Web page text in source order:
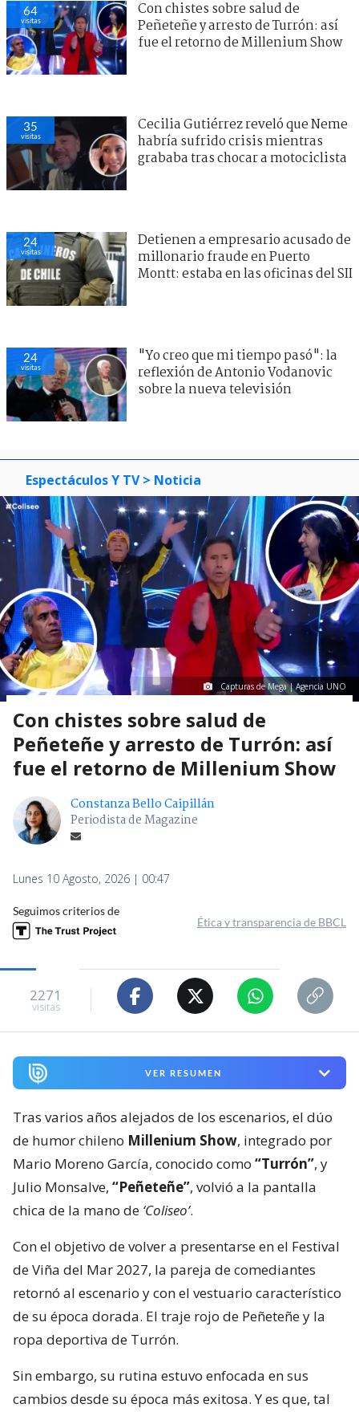
64
visitas
Con chistes sobre salud de
Peñeteñe y arresto de Turrón: así
fue el retorno de Millenium Show
35
visitas
Cecilia Gutiérrez reveló que Neme
habría sufrido crisis mientras
grababa tras chocar a motociclista
24
visitas
Detienen a empresario acusado de
millonario fraude en Puerto
Montt: estaba en las oficinas del SII
24
visitas
"Yo creo que mi tiempo pasó": la
reflexión de Antonio Vodanovic
sobre la nueva televisión
Espectáculos Y TV > Noticia
Capturas de Mega | Agencia UNO
Con chistes sobre salud de
Peñeteñe y arresto de Turrón: así
fue el retorno de Millenium Show
Constanza Bello Caipillán
Periodista de Magazine
Lunes 10 Agosto, 2026 | 00:47
Seguimos criterios de
Ética y transparencia de BBCL
2271
visitas
VER RESUMEN
Tras varios años alejados de los escenarios, el dúo
de humor chileno Millenium Show, integrado por
Mario Moreno García, conocido como “Turrón”, y
Julio Monsalve, “Peñeteñe”, volvió a la pantalla
chica de la mano de ‘Coliseo’.
Con el objetivo de volver a presentarse en el Festival
de Viña del Mar 2027, la pareja de comediantes
retornó al escenario y con el vestuario característico
de su época dorada. El traje rojo de Peñeteñe y la
ropa deportiva de Turrón.
Sin embargo, su rutina estuvo enfocada en sus
cambios desde su época más exitosa. Y es que, tal